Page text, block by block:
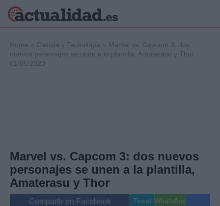
Internacional
Viajes
Gente
Musica
Home » Ciencia y Tecnología » Marvel vs. Capcom 3: dos
nuevos personajes se unen a la plantilla, Amaterasu y Thor
01/05/2020
Marvel vs. Capcom 3: dos nuevos
personajes se unen a la plantilla,
Amaterasu y Thor
Compartir en Facebook Tweet WhatsApp